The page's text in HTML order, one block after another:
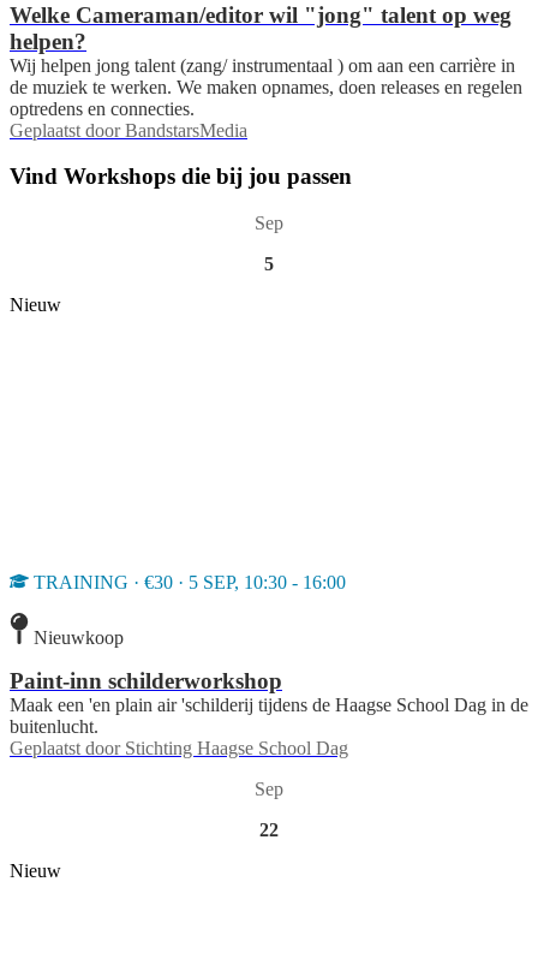
Welke Cameraman/editor wil "jong" talent op weg
helpen?
Wij helpen jong talent (zang/ instrumentaal ) om aan een carrière in
de muziek te werken. We maken opnames, doen releases en regelen
optredens en connecties.
Geplaatst door BandstarsMedia
Vind Workshops die bij jou passen
Sep
5
Nieuw
TRAINING · €30 · 5 SEP, 10:30 - 16:00
Nieuwkoop
Paint-inn schilderworkshop
Maak een 'en plain air 'schilderij tijdens de Haagse School Dag in de
buitenlucht.
Geplaatst door Stichting Haagse School Dag
Sep
22
Nieuw